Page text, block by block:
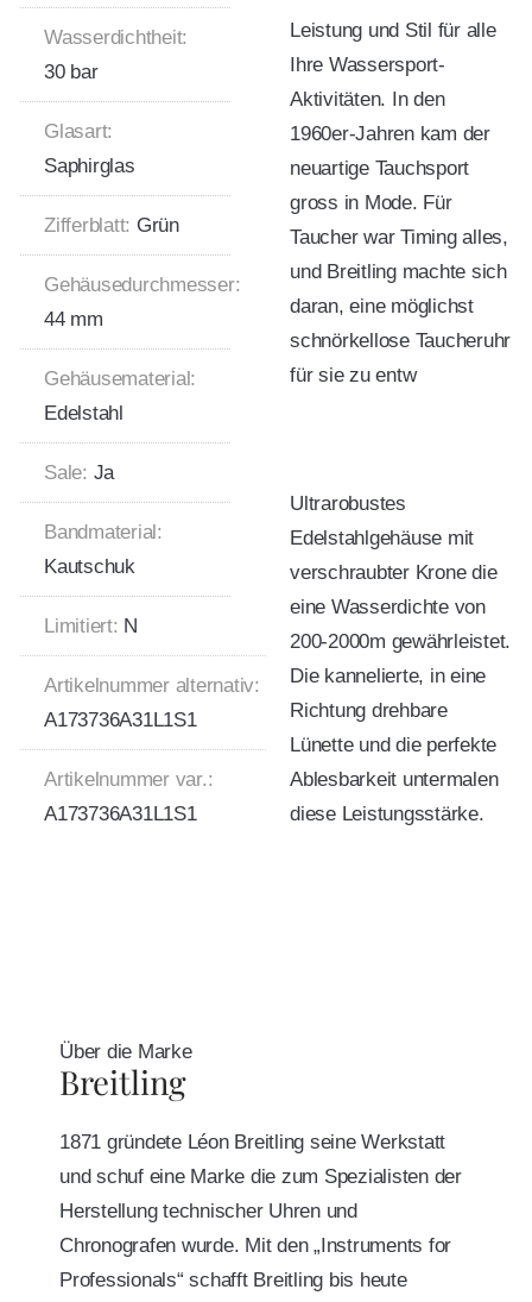
Wasserdichtheit:
30 bar
Glasart:
Saphirglas
Zifferblatt: Grün
Gehäusedurchmesser:
44 mm
Gehäusematerial:
Edelstahl
Sale: Ja
Bandmaterial:
Kautschuk
Limitiert: N
Artikelnummer alternativ:
A173736A31L1S1
Artikelnummer var.:
A173736A31L1S1
Leistung und Stil für alle
Ihre Wassersport-
Aktivitäten. In den
1960er-Jahren kam der
neuartige Tauchsport
gross in Mode. Für
Taucher war Timing alles,
und Breitling machte sich
daran, eine möglichst
schnörkellose Taucheruhr
für sie zu entw
Ultrarobustes
Edelstahlgehäuse mit
verschraubter Krone die
eine Wasserdichte von
200-2000m gewährleistet.
Die kannelierte, in eine
Richtung drehbare
Lünette und die perfekte
Ablesbarkeit untermalen
diese Leistungsstärke.
Über die Marke
Breitling
1871 gründete Léon Breitling seine Werkstatt
und schuf eine Marke die zum Spezialisten der
Herstellung technischer Uhren und
Chronografen wurde. Mit den „Instruments for
Professionals“ schafft Breitling bis heute